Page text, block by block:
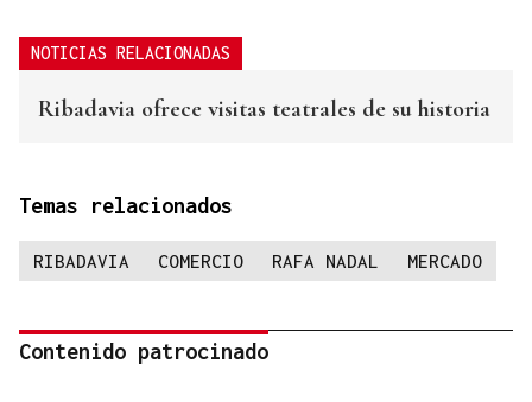
NOTICIAS RELACIONADAS
Ribadavia ofrece visitas teatrales de su historia
Temas relacionados
RIBADAVIA COMERCIO RAFA NADAL MERCADO
Contenido patrocinado